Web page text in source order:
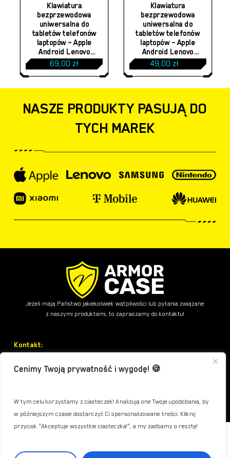
Cenimy Twoją prywatność i wygodę! 🍪
W tym celu korzystamy z ciasteczek! Analizują one Twoje upodobania, by
w późniejszym czasie dostarczyć Ci spersonalizowane treści. Kliknij
przycisk "Akceptuje wszystkie ciasteczka!", a my zadbamy o resztę!
Kwota: 0,00
Zamówienie
Klawiatura
bezprzewodowa
uniwersalna do
tabletów telefonów
laptopów – Apple
Android Lenovo
Samsung Huawei
Xiaomi iPad iPhone –
kompaktowa mobilna
kompatybilna z
urządzeniami z
Bluetooth | różowa
69,00 zł
wiele
wariantów.
Opcje
na
stronie
Klawiatura
bezprzewodowa
uniwersalna do
tabletów telefonów
laptopów – Apple
Android Lenovo
Samsung Huawei
Xiaomi iPad iPhone –
kompaktowa mobilna
kompatybilna z
urządzeniami z
Bluetooth
49,00zł
Zakres
cen:
od
49,00 zł
59,00 zł
NASZE PRODUKTY PASUJĄ DO
TYCH MAREK
A2316 | czarny
Jeżeli mają Państwo jakiekolwiek wątpliwości lub pytania związane
z naszymi produktami, to zapraszamy do kontaktu!
Kontakt:
Sklep:+48 334 000 339
Godziny otwarcia: Pn. - Pt. 8:00 - 15:00